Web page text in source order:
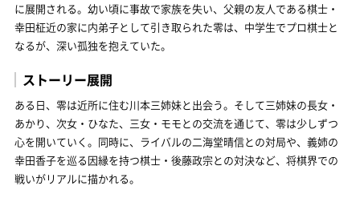
に展開される。幼い頃に事故で家族を失い、父親の友人である棋士・
幸田柾近の家に内弟子として引き取られた零は、中学生でプロ棋士と
なるが、深い孤独を抱えていた。
ストーリー展開
ある日、零は近所に住む川本三姉妹と出会う。そして三姉妹の長女・
あかり、次女・ひなた、三女・モモとの交流を通じて、零は少しずつ
心を開いていく。同時に、ライバルの二海堂晴信との対局や、義姉の
幸田香子を巡る因縁を持つ棋士・後藤政宗との対決など、将棋界での
戦いがリアルに描かれる。